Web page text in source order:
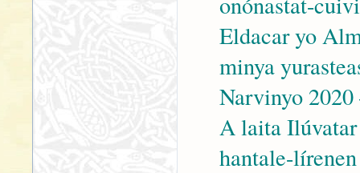
Eldacar yo
minya
Narvinyo
A laita Ilúvatar
hantale-